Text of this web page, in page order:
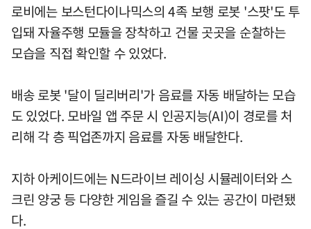
로비에는 보스턴다이나믹스의 4족 보행 로봇 '스팟'도 투
입돼 자율주행 모듈을 장착하고 건물 곳곳을 순찰하는
모습을 직접 확인할 수 있었다.
배송 로봇 '달이 딜리버리'가 음료를 자동 배달하는 모습
도 있었다. 모바일 앱 주문 시 인공지능(AI)이 경로를 처
리해 각 층 픽업존까지 음료를 자동 배달한다.
지하 아케이드에는 N드라이브 레이싱 시뮬레이터와 스
크린 양궁 등 다양한 게임을 즐길 수 있는 공간이 마련됐
다.